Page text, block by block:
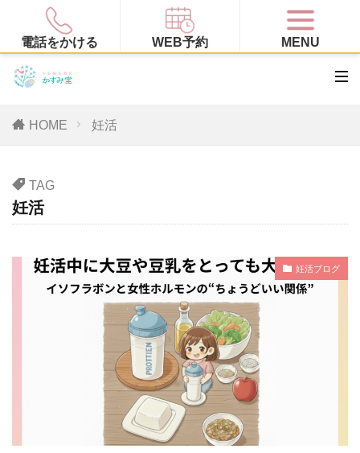
電話をかける WEB予約 MENU
HOME 妊活
TAG
妊活
妊活ブログ